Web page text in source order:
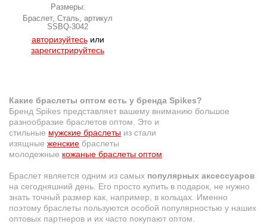
Размеры:
Браслет, Сталь, артикул
SSBQ-3042
авторизуйтесьили
зарегистрируйтесь
Какие браслеты оптом есть у бренда Spikes?
Бренд Spikes представляет вашему вниманию большое
разнообразие браслетов оптом. Это и
стильные мужские браслеты из стали
изящные женские браслеты
молодежные кожаные браслеты оптом
Браслет является одним из самых популярных аксессуаров
на сегодняшний день. Его просто купить в подарок, не нужно
знать точный размер как, например, в кольцах. Именно
поэтому браслеты пользуются особой популярностью у наших
оптовых партнеров и их часто покупают оптом.